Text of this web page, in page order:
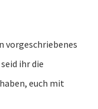
vorgeschriebenes
ihr die
euch mit